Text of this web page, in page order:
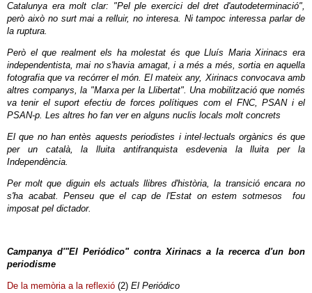
Catalunya era molt clar: "Pel ple exercici del dret d'autodeterminació",
però això no surt mai a relluir, no interesa. Ni tampoc interessa parlar de
la ruptura.
Però el que realment els ha molestat és que Lluís Maria Xirinacs era
independentista, mai no s'havia amagat, i a més a més, sortia en aquella
fotografia que va recórrer el món. El mateix any, Xirinacs convocava amb
altres companys,la "Marxa per la Llibertat". Una mobilització que només
va tenir el suport efectiu de forces polítiques com el FNC, PSAN i el
PSAN-p. Les altres ho fan ver en alguns nuclis locals molt concrets
El que no han entès aquests periodistes i intel·lectuals orgànics és que
per un català, la lluita antifranquista esdevenia la lluita per la
Independència.
Per molt que diguin els actuals llibres d'història, la transició encara no
s'ha acabat. Penseu que el cap de l'Estat on estem sotmesos fou
imposat pel dictador.
Campanya d'"El Periódico" contra Xirinacs a la recerca d'un bon
periodisme
De la memòria a la reflexió (2) El Periódico